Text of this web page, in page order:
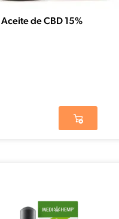
de CBD 15%